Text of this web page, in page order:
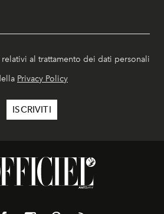
al trattamento dei dati personali
Privacy Policy